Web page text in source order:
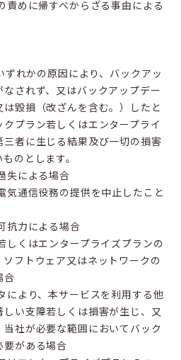
責めに帰すべからざる事由による
れかの原因により、バックアッ
されず、又はバックアップデー
毀損（改ざんを含む。）したと
プラン若しくはエンタープライ
者に生じる結果及び一切の損害
のとします。
失による場合
気通信役務の提供を中止したこと
抗力による場合
しくはエンタープライズプランの
フトウェア又はネットワークの
合
により、本サービスを利用する他
い支障若しくは損害が生じ、又
社が必要な範囲においてバック
要がある場合